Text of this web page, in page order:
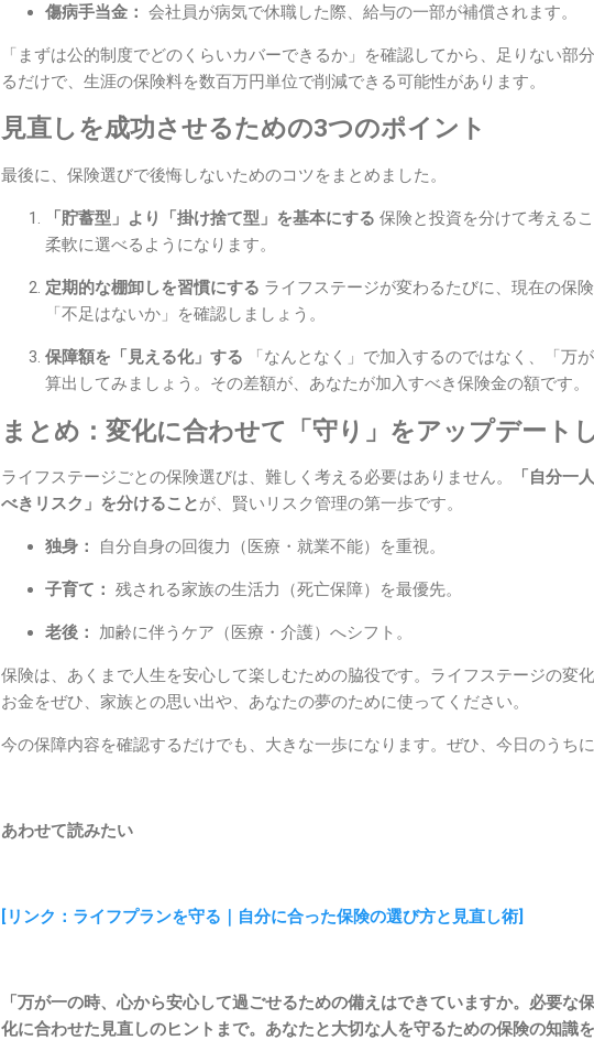
傷病手当金： 会社員が病気で休職した際、給与の一部が補償されます。
「まずは公的制度でどのくらいカバーできるか」を確認してから、足りない部
るだけで、生涯の保険料を数百万円単位で削減できる可能性があります。
見直しを成功させるための3つのポイント
最後に、保険選びで後悔しないためのコツをまとめました。
「貯蓄型」より「掛け捨て型」を基本にする 保険と投資を分けて考える
柔軟に選べるようになります。
定期的な棚卸しを習慣にする ライフステージが変わるたびに、現在の保
「不足はないか」を確認しましょう。
保障額を「見える化」する 「なんとなく」で加入するのではなく、「万
算出してみましょう。その差額が、あなたが加入すべき保険金の額です。
まとめ：変化に合わせて「守り」をアップデート
ライフステージごとの保険選びは、難しく考える必要はありません。
「自分一
べきリスク」を分けることが、賢いリスク管理の第一歩です。
独身： 自分自身の回復力（医療・就業不能）を重視。
子育て： 残される家族の生活力（死亡保障）を最優先。
老後： 加齢に伴うケア（医療・介護）へシフト。
保険は、あくまで人生を安心して楽しむための脇役です。ライフステージの変
お金をぜひ、家族との思い出や、あなたの夢のために使ってください。
今の保障内容を確認するだけでも、大きな一歩になります。ぜひ、今日のうち
あわせて読みたい
[リンク：ライフプランを守る｜自分に合った保険の選び方と見直し術]
「万が一の時、心から安心して過ごせるための備えはできていますか。必要な
化に合わせた見直しのヒントまで。あなたと大切な人を守るための保険の知識